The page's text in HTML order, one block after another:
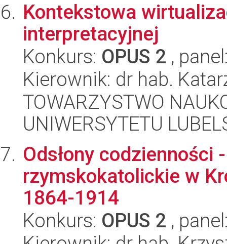
Kontekstowa
interpretacyjnej
Konkurs: OPUS 2 ,
Kierownik: dr hab.
TOWARZYSTWO
UNIWERSYTETU
Odsłony codzienności
rzymskokatolickie w
1864-1914
Konkurs: OPUS 2 ,